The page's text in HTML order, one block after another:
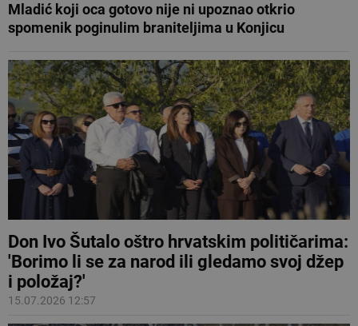
Mladić koji oca gotovo nije ni upoznao otkrio
spomenik poginulim braniteljima u Konjicu
Don Ivo Šutalo oštro hrvatskim političarima:
'Borimo li se za narod ili gledamo svoj džep
i položaj?'
15.07.2026 12:57